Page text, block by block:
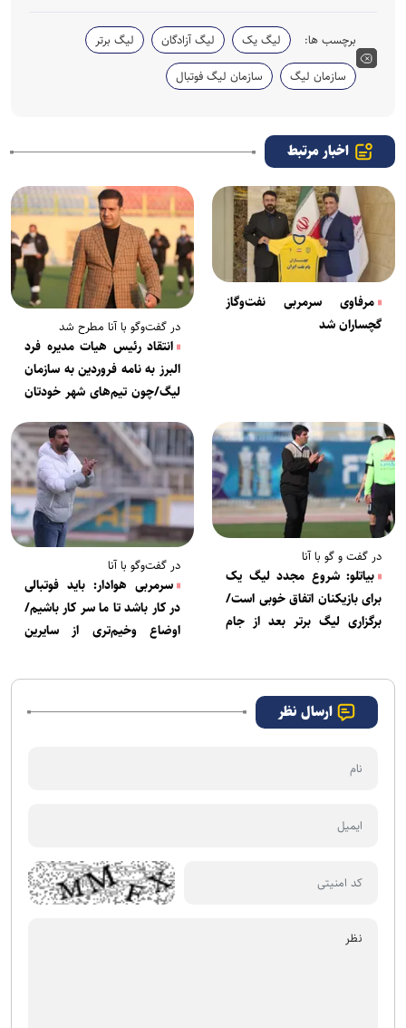
برچسب ها: لیگ یک لیگ آزادگان
لیگ برتر
سازمان لیگ
سازمان لیگ فوتبال
اخبار مرتبط
مرفاوی سرمربی نفت‌وگاز
گچساران شد
در گفت‌‎وگو با آنا مطرح شد
انتقاد رئیس هیات مدیره فرد
البرز به نامه فروردین به سازمان
لیگ/چون تیم‌های شهر خودتان
حرف‌ها را می‌زنید
در گفت و گو با آنا
بیاتلو: شروع مجدد لیگ یک
برای بازیکنان اتفاق خوبی است/
برگزاری لیگ برتر بعد از جام
در گفت‌وگو با آنا
سرمربی هوادار: باید فوتبالی
در کار باشد تا ما سر کار باشیم/
اوضاع وخیم‌تری از سایرین
ارسال نظر